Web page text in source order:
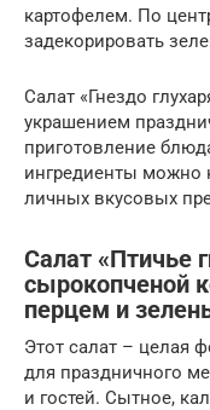
картофелем. По
задекорировать
Салат «Гнездо
украшением
приготовление
ингредиенты можно
личных вкусовых
Салат «Птичье
сырокопченой
перцем и
Этот салат – целая
для праздничного
и гостей. Сытное,